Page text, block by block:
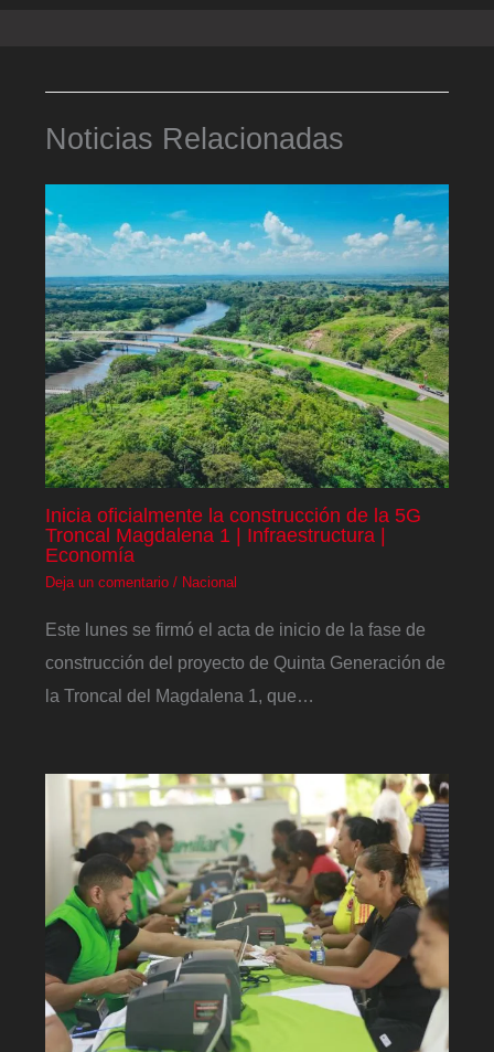
Noticias Relacionadas
Inicia oficialmente la construcción de la 5G
Troncal Magdalena 1 | Infraestructura |
Economía
Deja un comentario / Nacional
Este lunes se firmó el acta de inicio de la fase de
construcción del proyecto de Quinta Generación de
la Troncal del Magdalena 1, que…